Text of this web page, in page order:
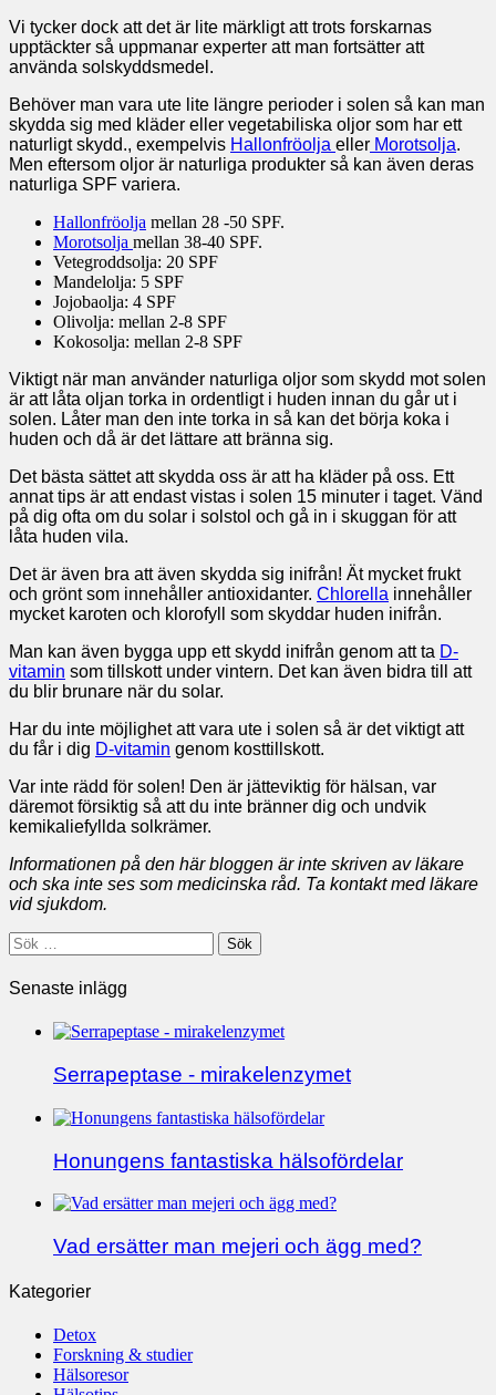
Vi tycker dock att det är lite märkligt att trots forskarnas
upptäckter så uppmanar experter att man fortsätter att
använda solskyddsmedel.
Behöver man vara ute lite längre perioder i solen så kan man
skydda sig med kläder eller vegetabiliska oljor som har ett
naturligt skydd., exempelvis Hallonfröolja eller Morotsolja.
Men eftersom oljor är naturliga produkter så kan även deras
naturliga SPF variera.
Hallonfröolja mellan 28 -50 SPF.
Morotsolja mellan 38-40 SPF.
Vetegroddsolja: 20 SPF
Mandelolja: 5 SPF
Jojobaolja: 4 SPF
Olivolja: mellan 2-8 SPF
Kokosolja: mellan 2-8 SPF
Viktigt när man använder naturliga oljor som skydd mot solen
är att låta oljan torka in ordentligt i huden innan du går ut i
solen. Låter man den inte torka in så kan det börja koka i
huden och då är det lättare att bränna sig.
Det bästa sättet att skydda oss är att ha kläder på oss. Ett
annat tips är att endast vistas i solen 15 minuter i taget. Vänd
på dig ofta om du solar i solstol och gå in i skuggan för att
låta huden vila.
Det är även bra att även skydda sig inifrån! Ät mycket frukt
och grönt som innehåller antioxidanter. Chlorella innehåller
mycket karoten och klorofyll som skyddar huden inifrån.
Man kan även bygga upp ett skydd inifrån genom att ta D-
vitamin som tillskott under vintern. Det kan även bidra till att
du blir brunare när du solar.
Har du inte möjlighet att vara ute i solen så är det viktigt att
du får i dig D-vitamin genom kosttillskott.
Var inte rädd för solen! Den är jätteviktig för hälsan, var
däremot försiktig så att du inte bränner dig och undvik
kemikaliefyllda solkrämer.
Informationen på den här bloggen är inte skriven av läkare
och ska inte ses som medicinska råd. Ta kontakt med läkare
vid sjukdom.
Sök
efter:
Senaste inlägg
Serrapeptase - mirakelenzymet
Honungens fantastiska hälsofördelar
Vad ersätter man mejeri och ägg med?
Kategorier
Detox
Forskning & studier
Hälsoresor